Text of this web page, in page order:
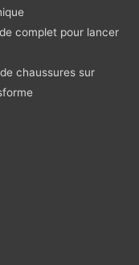
complet pour lancer
chaussures sur